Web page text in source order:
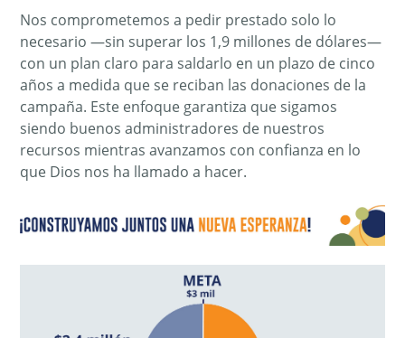
Nos comprometemos a pedir prestado solo lo
necesario —sin superar los 1,9 millones de dólares—
con un plan claro para saldarlo en un plazo de cinco
años a medida que se reciban las donaciones de la
campaña. Este enfoque garantiza que sigamos
siendo buenos administradores de nuestros
recursos mientras avanzamos con confianza en lo
que Dios nos ha llamado a hacer.